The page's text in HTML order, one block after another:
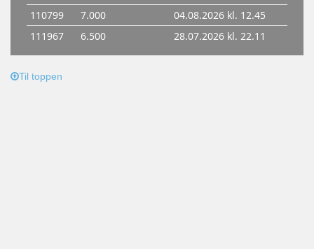
Til toppen